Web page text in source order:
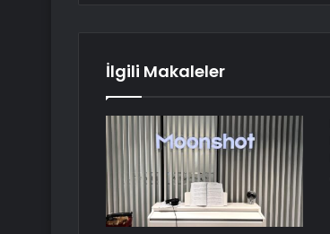
İlgili Makaleler